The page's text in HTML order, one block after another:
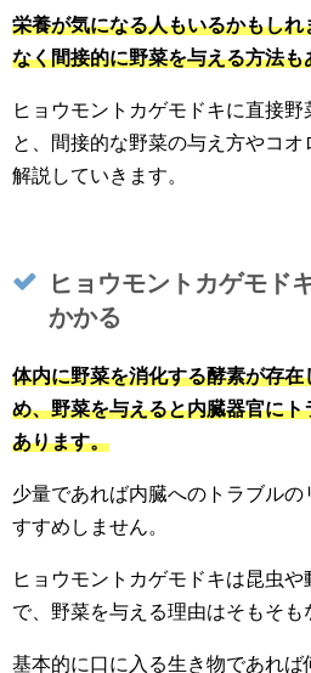
栄養が気になる人もいるかもし
なく間接的に野菜を与える方法も
ヒョウモントカゲモドキに直接
と、間接的な野菜の与え方やコ
解説していきます。
ヒョウモントカゲモド
かかる
体内に野菜を消化する酵素が存
め、野菜を与えると内臓器官に
あります。
少量であれば内臓へのトラブル
すすめしません。
ヒョウモントカゲモドキは昆虫
で、野菜を与える理由はそもそも
基本的に口に入る生き物であれ